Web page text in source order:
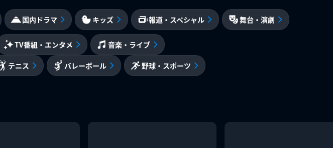
国内ドラマ キッズ 報道・スペシャル 舞台・演劇
TV番組・エンタメ 音楽・ライブ
テニス バレーボール 野球・スポーツ